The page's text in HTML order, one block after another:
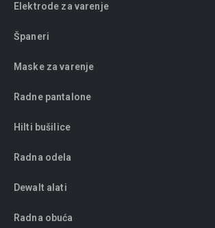
Elektrode za varenje
Španeri
Maske za varenje
Radne pantalone
Hilti bušilice
Radna odela
Dewalt alati
Radna obuća